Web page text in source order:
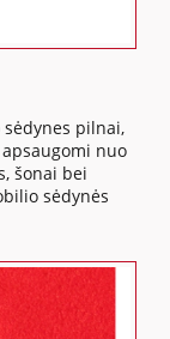
pilnai,
nuo
šonai bei
sėdynės